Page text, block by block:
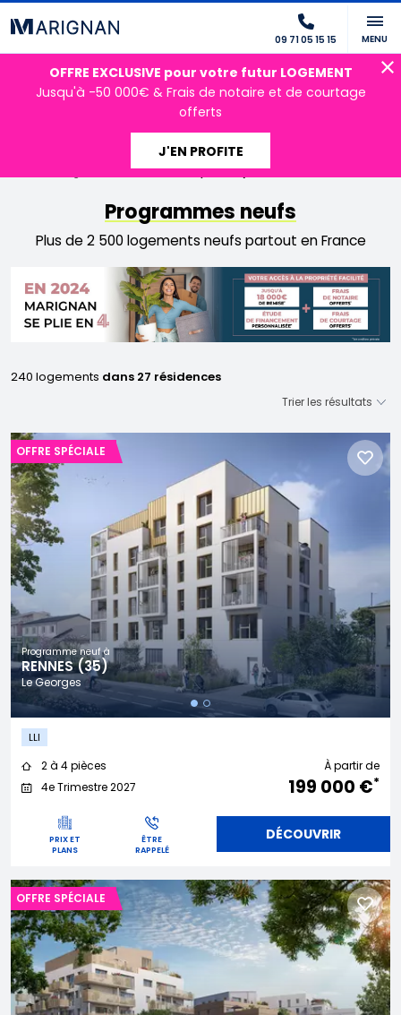
09 71 05 15 15 MENU
OFFRE EXCLUSIVE pour votre futur LOGEMENT
Jusqu'à -50 000€ & Frais de notaire et de courtage
offerts
J'EN PROFITE
Programmes neufs offres spéciales janvier 2024
Programmes neufs
Plus de 2 500 logements neufs partout en France
240 logements dans 27 résidences
Programme neuf à
RENNES (35)
Le Georges
OFFRE SPÉCIALE
LLI
2 à 4 pièces
4e Trimestre 2027
À partir de
199 000 €*
PRIX ET
PLANS
ÊTRE
RAPPELÉ
DÉCOUVRIR
OFFRE SPÉCIALE